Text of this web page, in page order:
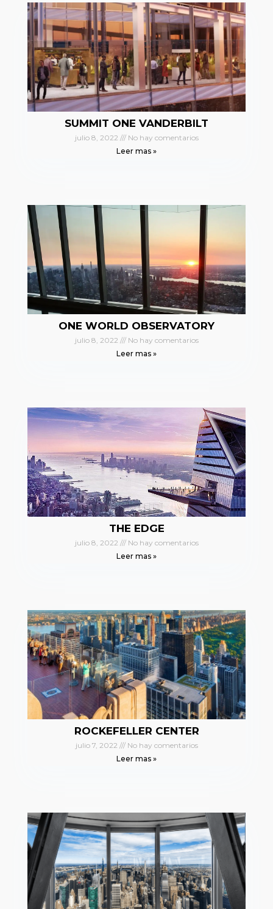
SUMMIT ONE VANDERBILT
julio 8, 2022
No hay comentarios
Leer mas »
ONE WORLD OBSERVATORY
julio 8, 2022
No hay comentarios
Leer mas »
THE EDGE
julio 8, 2022
No hay comentarios
Leer mas »
ROCKEFELLER CENTER
julio 7, 2022
No hay comentarios
Leer mas »